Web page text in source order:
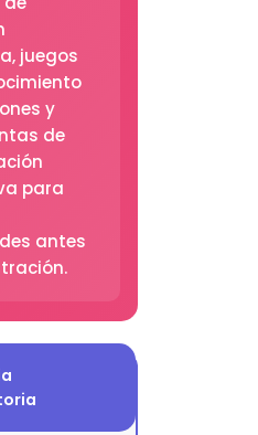
juegos
y
de
para
antes
"plan de
con